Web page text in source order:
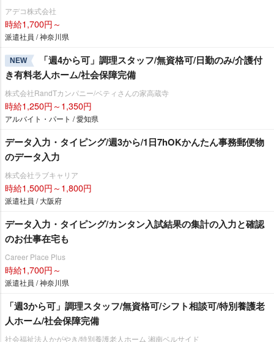
アデコ株式会社
時給1,700円～
派遣社員 / 神奈川県
NEW
「週4から可」調理スタッフ/無資格可/日勤のみ/介護付
き有料老人ホーム/社会保障完備
株式会社RandTカンパニー/ベティさんの家高蔵寺
時給1,250円～1,350円
アルバイト・パート / 愛知県
データ入力・タイピング/週3から/1日7hOKかんたん事務郵便物
のデータ入力
株式会社ラブキャリア
時給1,500円～1,800円
派遣社員 / 大阪府
データ入力・タイピング/カンタン入試結果の集計の入力と確認
のお仕事在宅も
Career Place Plus
時給1,700円～
派遣社員 / 神奈川県
「週3から可」調理スタッフ/無資格可/シフト相談可/特別養護老
人ホーム/社会保障完備
社会福祉法人かがやき/特別養護老人ホーム 湘南ベルサイド